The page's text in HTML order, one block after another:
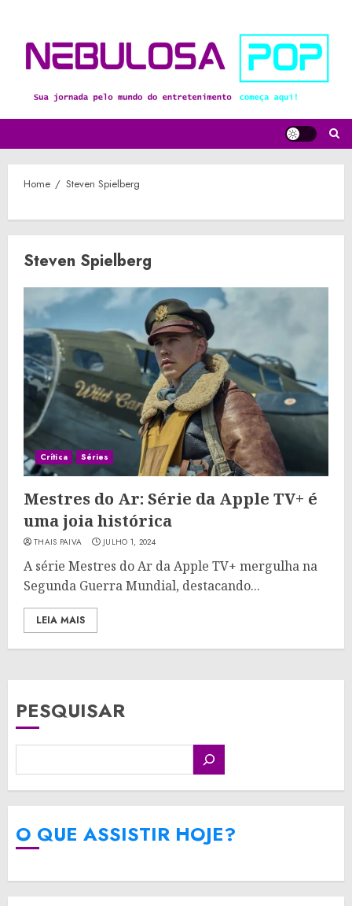
content
Home Steven Spielberg
Steven Spielberg
Crítica Séries
Mestres do Ar: Série da Apple TV+ é
uma joia histórica
THAIS PAIVA JULHO 1, 2024
A série Mestres do Ar da Apple TV+ mergulha na
Segunda Guerra Mundial, destacando...
LEIA MAIS
PESQUISAR
O QUE ASSISTIR HOJE?